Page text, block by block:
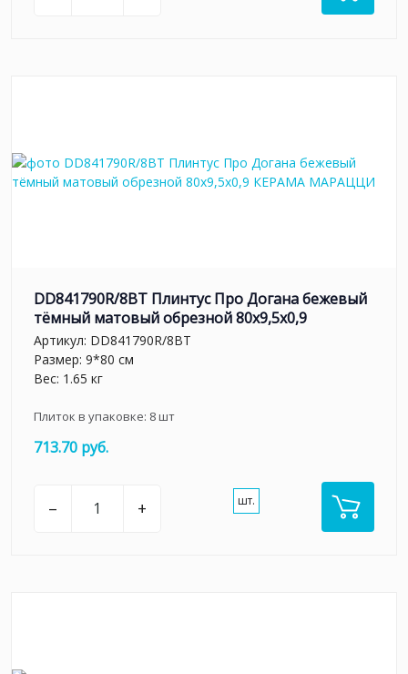
DD841790R/8BT Плинтус Про Догана бежевый
тёмный матовый обрезной 80x9,5x0,9
Артикул: DD841790R/8BT
Размер: 9*80 см
Вес: 1.65 кг
Плиток в упаковке: 8шт
713.70 руб.
– + шт.